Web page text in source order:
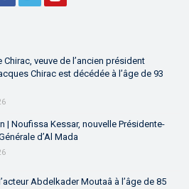
Chirac, veuve de l’ancien président
Chirac est décédée à l’âge de 93
| Noufissa Kessar, nouvelle Présidente-
d’Al Mada
Abdelkader Moutaâ à l’âge de 85